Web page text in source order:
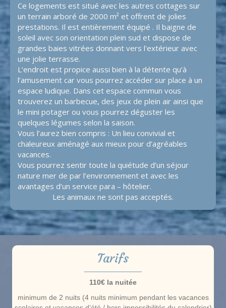
Ce logements est situé avec les autres cottages sur
un terrain arboré de 2000 m² et offrent de jolies
prestations. Il est entièrement équipé . Il baigne de
soleil avec son orientation plein sud et dispose de
grandes baies vitrées donnant vers l'extérieur avec
une jolie terrasse.
L’endroit est propice aussi bien à la détente qu’à
l’amusement car vous pourrez accéder sur place à un
espace ludique. Dans cet espace commun vous
trouverez un barbecue, des jeux de plein air ainsi que
le mini potager ou vous pourrez déguster les
quelques légumes selon la saison.
Vous l’aurez bien compris : Un lieu convivial et
chaleureux aménagé aux mieux pour d’agréables
vacances.
Vous pourrez sentir toute la quiétude d’un séjour
nature mer de par l’environnement et avec les
avantages d’un service para – hôtelier.
Les animaux ne sont pas acceptés.
Tarifs
110€ la nuitée
minimum de 2 nuits (4 nuits minimum pendant les vacances